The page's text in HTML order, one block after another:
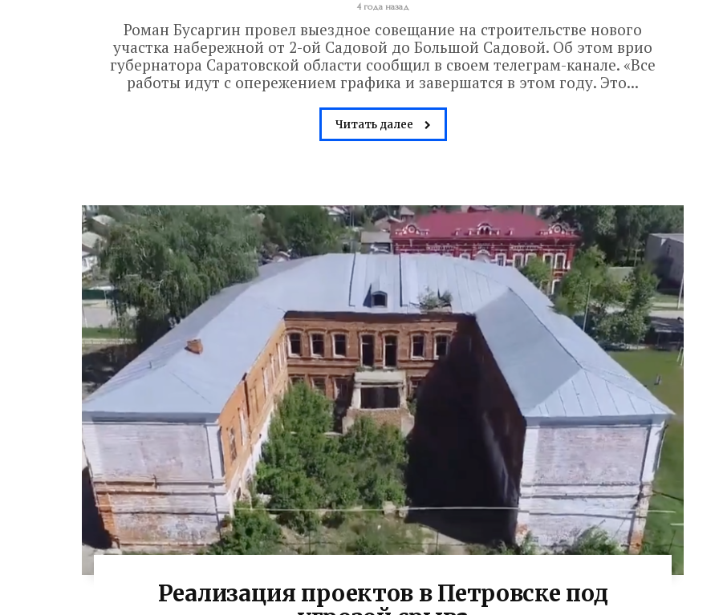
4 года назад
Роман Бусаргин провел выездное совещание на строительстве нового
участка набережной от 2-ой Садовой до Большой Садовой. Об этом врио
губернатора Саратовской области сообщил в своем телеграм-канале. «Все
работы идут с опережением графика и завершатся в этом году. Это...
Читать далее
Реализация проектов в Петровске под